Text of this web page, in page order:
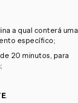
a qual conterá uma
específico;
20 minutos, para
.